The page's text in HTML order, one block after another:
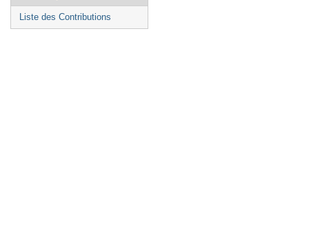
Liste des Contributions